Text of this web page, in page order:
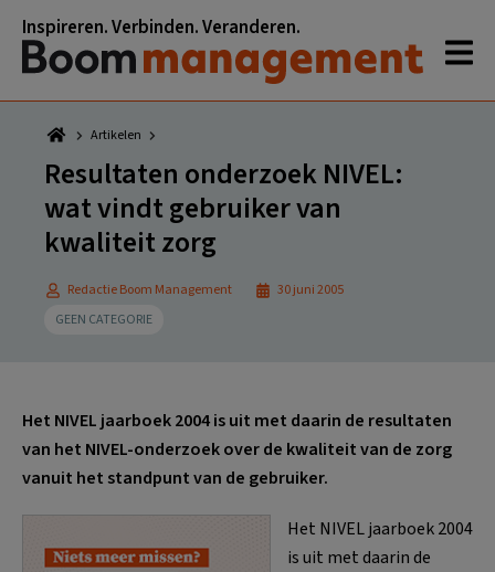
naar
hoofdnavigatie
naar
hoofd
inhoud
naar
eerste
sidebar
naar
voettekst
Inspireren. Verbinden. Veranderen.
Artikelen
Resultaten onderzoek NIVEL:
wat vindt gebruiker van
kwaliteit zorg
Redactie Boom Management
30 juni 2005
GEEN CATEGORIE
Het NIVEL jaarboek 2004 is uit met daarin de resultaten
van het NIVEL-onderzoek over de kwaliteit van de zorg
vanuit het standpunt van de gebruiker.
Het NIVEL jaarboek 2004
is uit met daarin de